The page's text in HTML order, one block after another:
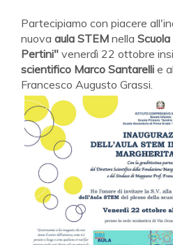
Partecipiamo con piacere
nuova aula STEM nella
Pertini" venerdì 22 ottobre
scientifico Marco Santarelli e
Francesco Augusto Grassi.